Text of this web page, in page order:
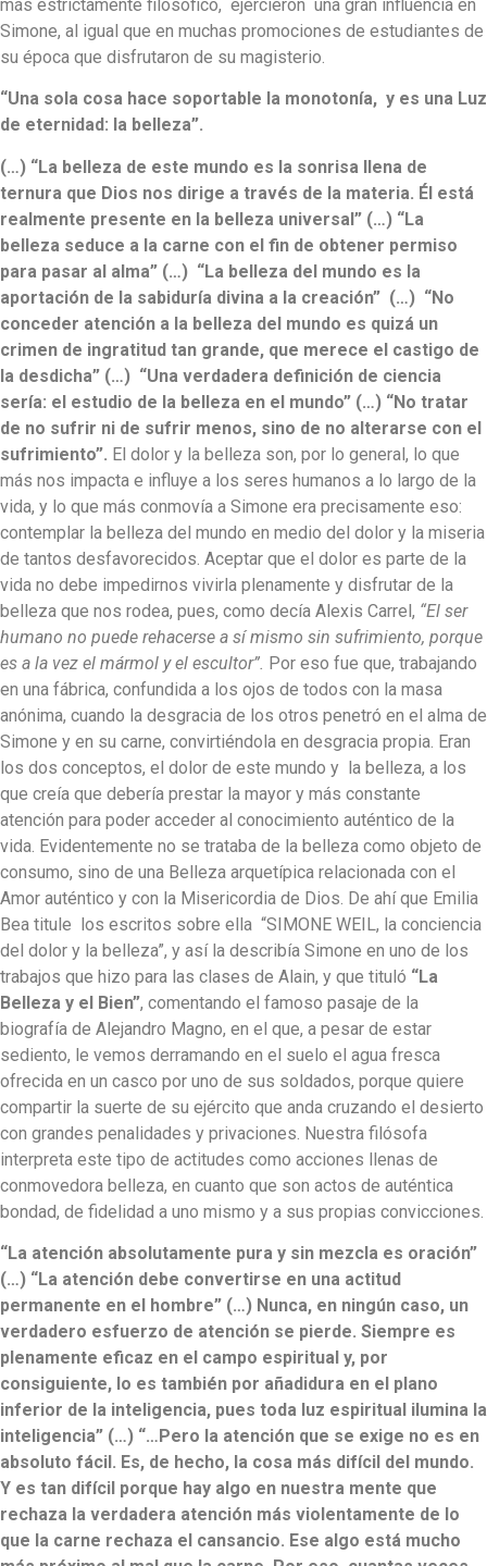
más estrictamente filosófico, ejercieron una gran influencia en
Simone, al igual que en muchas promociones de estudiantes de
su época que disfrutaron de su magisterio.
“Una sola cosa hace soportable la monotonía, y es una Luz
de eternidad: la belleza”.
(…) “La belleza de este mundo es la sonrisa llena de
ternura que Dios nos dirige a través de la materia. Él está
realmente presente en la belleza universal” (…) “La
belleza seduce a la carne con el fin de obtener permiso
para pasar al alma” (…) “La belleza del mundo es la
aportación de la sabiduría divina a la creación” (…) “No
conceder atención a la belleza del mundo es quizá un
crimen de ingratitud tan grande, que merece el castigo de
la desdicha” (…) “Una verdadera definición de ciencia
sería: el estudio de la belleza en el mundo” (…) “No tratar
de no sufrir ni de sufrir menos, sino de no alterarse con el
sufrimiento”. El dolor y la belleza son, por lo general, lo que
más nos impacta e influye a los seres humanos a lo largo de la
vida, y lo que más conmovía a Simone era precisamente eso:
contemplar la belleza del mundo en medio del dolor y la miseria
de tantos desfavorecidos. Aceptar que el dolor es parte de la
vida no debe impedirnos vivirla plenamente y disfrutar de la
belleza que nos rodea, pues, como decía Alexis Carrel, “El ser
humano no puede rehacerse a sí mismo sin sufrimiento, porque
es a la vez el mármol y el escultor”. Por eso fue que, trabajando
en una fábrica, confundida a los ojos de todos con la masa
anónima, cuando la desgracia de los otros penetró en el alma de
Simone y en su carne, convirtiéndola en desgracia propia. Eran
los dos conceptos, el dolor de este mundo y la belleza, a los
que creía que debería prestar la mayor y más constante
atención para poder acceder al conocimiento auténtico de la
vida. Evidentemente no se trataba de la belleza como objeto de
consumo, sino de una Belleza arquetípica relacionada con el
Amor auténtico y con la Misericordia de Dios. De ahí que Emilia
Bea titule los escritos sobre ella “SIMONE WEIL, la conciencia
del dolor y la belleza”, y así la describía Simone en uno de los
trabajos que hizo para las clases de Alain, y que tituló “La
Belleza y el Bien”, comentando el famoso pasaje de la
biografía de Alejandro Magno, en el que, a pesar de estar
sediento, le vemos derramando en el suelo el agua fresca
ofrecida en un casco por uno de sus soldados, porque quiere
compartir la suerte de su ejército que anda cruzando el desierto
con grandes penalidades y privaciones. Nuestra filósofa
interpreta este tipo de actitudes como acciones llenas de
conmovedora belleza, en cuanto que son actos de auténtica
bondad, de fidelidad a uno mismo y a sus propias convicciones.
“La atención absolutamente pura y sin mezcla es oración”
(…) “La atención debe convertirse en una actitud
permanente en el hombre” (…) Nunca, en ningún caso, un
verdadero esfuerzo de atención se pierde. Siempre es
plenamente eficaz en el campo espiritual y, por
consiguiente, lo es también por añadidura en el plano
inferior de la inteligencia, pues toda luz espiritual ilumina la
inteligencia” (…) “…Pero la atención que se exige no es en
absoluto fácil. Es, de hecho, la cosa más difícil del mundo.
Y es tan difícil porque hay algo en nuestra mente que
rechaza la verdadera atención más violentamente de lo
que la carne rechaza el cansancio. Ese algo está mucho